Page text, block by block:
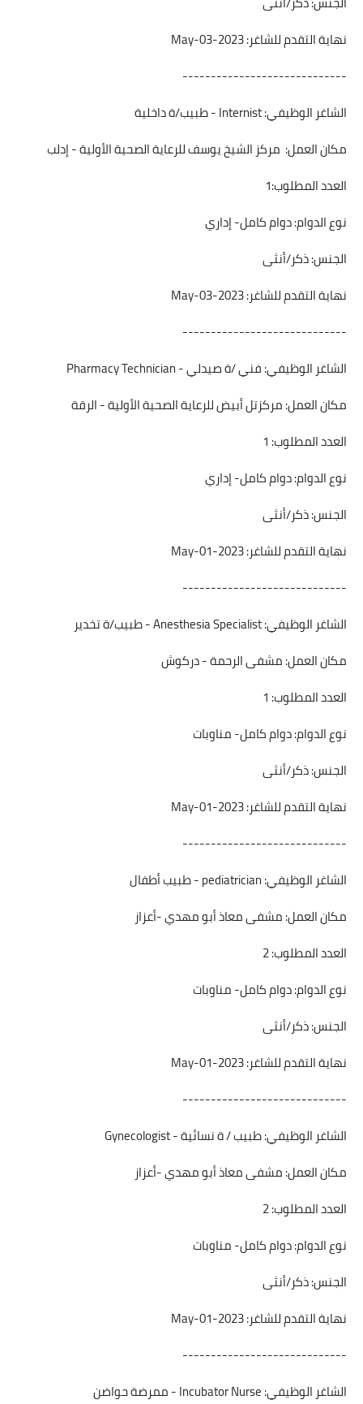
نهاية التقدم للشاغر: 2023-May-03
-----------------------------
الشاغر الوظيفي: Internist - طبيب/ة داخلية
مكان العمل: مركز الشيخ يوسف للرعاية الصحية الأولية - إدلب
العدد المطلوب:1
نوع الدوام: دوام كامل- إداري
الجنس: ذكر/أنثى
نهاية التقدم للشاغر: 2023-May-03
-----------------------------
الشاغر الوظيفي: فني /ة صيدلي - Pharmacy Technician
مكان العمل: مركزتل أبيض للرعاية الصحية الأولية - الرقة
العدد المطلوب: 1
نوع الدوام: دوام كامل- إداري
الجنس: ذكر/أنثى
نهاية التقدم للشاغر: 2023-May-01
-----------------------------
الشاغر الوظيفي: Anesthesia Specialist - طبيب/ة تخدير
مكان العمل: مشفى الرحمة - دركوش
العدد المطلوب: 1
نوع الدوام: دوام كامل- مناوبات
الجنس: ذكر/أنثى
نهاية التقدم للشاغر: 2023-May-01
-----------------------------
الشاغر الوظيفي: pediatrician - طبيب أطفال
مكان العمل: مشفى معاذ أبو مهدي -أعزاز
العدد المطلوب: 2
نوع الدوام: دوام كامل- مناوبات
الجنس: ذكر/أنثى
نهاية التقدم للشاغر: 2023-May-01
-----------------------------
الشاغر الوظيفي: طبيب / ة نسائية - Gynecologist
مكان العمل: مشفى معاذ أبو مهدي -أعزاز
العدد المطلوب: 2
نوع الدوام: دوام كامل- مناوبات
الجنس: ذكر/أنثى
نهاية التقدم للشاغر: 2023-May-01
-----------------------------
الشاغر الوظيفي: Incubator Nurse - ممرضة حواضن